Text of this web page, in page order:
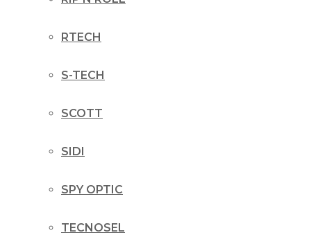
RTECH
S-TECH
SCOTT
SIDI
SPY OPTIC
TECNOSEL